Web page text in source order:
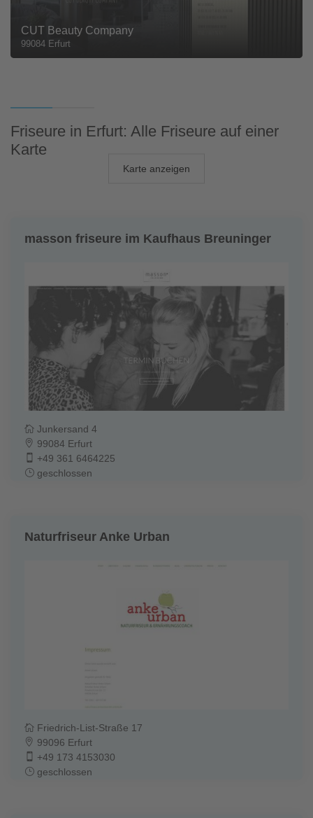
CUT Beauty Company
99084 Erfurt
Friseure in Erfurt: Alle Friseure auf einer
Karte
Karte anzeigen
masson friseure im Kaufhaus Breuninger
Junkersand 4
99084 Erfurt
+49 361 6464225
geschlossen
Naturfriseur Anke Urban
Friedrich-List-Straße 17
99096 Erfurt
+49 173 4153030
geschlossen